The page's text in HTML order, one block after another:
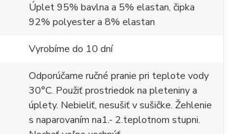
Úplet 95% bavlna a 5% elastan, čipka
92% polyester a 8% elastan
Vyrobíme do 10 dní
Odporúčame ručné pranie pri teplote vody
30°C. Použiť prostriedok na pleteniny a
úplety. Nebieliť, nesušiť v sušičke. Žehlenie
s naparovaním na1.- 2.teplotnom stupni.